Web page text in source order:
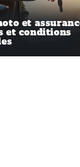
et
et conditions